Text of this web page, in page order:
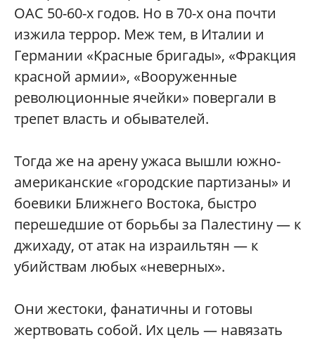
ОАС 50-60-х годов. Но в 70-х она почти
изжила террор. Меж тем, в Италии и
Германии «Красные бригады», «Фракция
красной армии», «Вооруженные
революционные ячейки» повергали в
трепет власть и обывателей.
Тогда же на арену ужаса вышли южно-
американские «городские партизаны» и
боевики Ближнего Востока, быстро
перешедшие от борьбы за Палестину — к
джихаду, от атак на израильтян — к
убийствам любых «неверных».
Они жестоки, фанатичны и готовы
жертвовать собой. Их цель — навязать